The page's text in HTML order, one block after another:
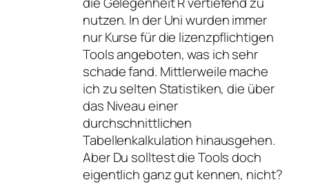
nutzen. In der Uni wurden immer
nur Kurse für die lizenzpflichtigen
Tools angeboten, was ich sehr
schade fand. Mittlerweile mache
ich zu selten Statistiken, die über
das Niveau einer
durchschnittlichen
Tabellenkalkulation hinausgehen.
Aber Du solltest die Tools doch
eigentlich ganz gut kennen, nicht?